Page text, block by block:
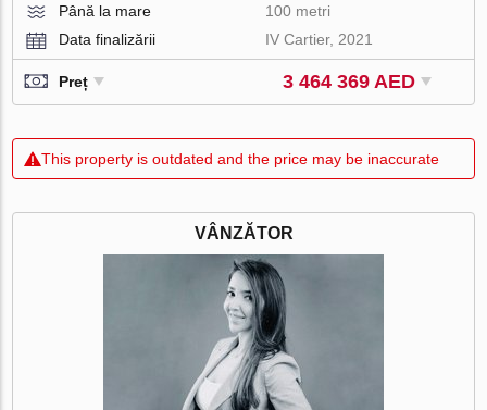
Până la mare
100 metri
Data finalizării
IV Cartier, 2021
Preț 3 464 369 AED
This property is outdated and the price may be inaccurate
VÂNZĂTOR